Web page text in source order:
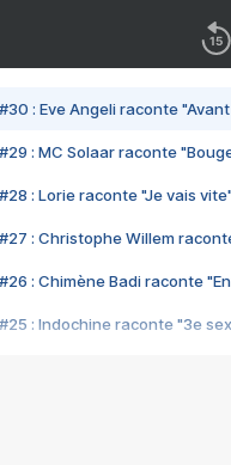
#30 : Eve Angeli raconte
#29 : MC Solaar raconte
#28 : Lorie raconte "Je vais vite"
#27 : Christophe Willem
#26 : Chimène Badi raconte
#25 : Indochine raconte "3e